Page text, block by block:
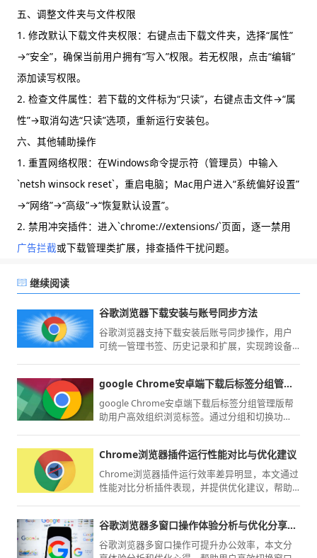
五、调整文件夹与文件权限
1. 修改默认下载文件夹权限：右键点击下载文件夹，选择“属性”
→“安全”，确保当前用户拥有“写入”权限。若无权限，点击“编辑”
添加读写权限。
2. 检查文件属性：若下载的文件标为“只读”，右键点击文件→“属
性”→取消勾选“只读”选项，重新运行安装包。
六、其他辅助操作
1. 重置网络权限：在Windows命令提示符（管理员）中输入
`netsh winsock reset`，重启电脑；Mac用户进入“系统偏好设置”
→“网络”→“高级”→“恢复默认设置”。
2. 禁用冲突插件：进入`chrome://extensions/`页面，逐一禁用
广告拦截或下载管理类扩展，排查插件干扰问题。
继续阅读
谷歌浏览器下载安装与账号同步方法
谷歌浏览器支持下载安装后账号同步操作，用户
可统一管理书签、历史记录和扩展，实现跨设备
google Chrome安卓端下载后标签分组管理经验
google Chrome安卓端下载后标签分组管理版帮
助用户高效组织浏览标签。通过分组和切换功
Chrome浏览器插件运行性能对比与优化建议
Chrome浏览器插件运行效率差异明显，本文通过
性能对比分析插件表现，并提供优化建议，帮助
谷歌浏览器多窗口操作体验分析与优化分享心得
谷歌浏览器多窗口操作可提升办公效率，本文分